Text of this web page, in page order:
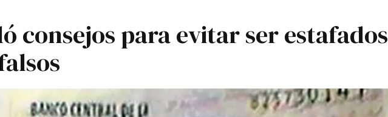
consejos para evitar ser estafados